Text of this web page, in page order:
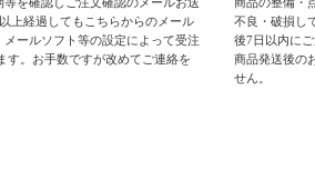
上経過してもこちらからのメール
ールソフト等の設定によって受注
す。お手数ですが改めてご連絡を
不良・破損し
後7日以内に
商品発送後の
せん。